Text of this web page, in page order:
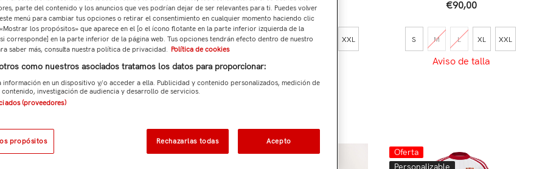
XXL
€95,00 €57,00
XS S M L XL XXL
3XL
€95,00 €57,00
XS S M L XXL
€90,00
S M L XL XXL
Aviso de talla
Oferta
Oferta
Personalizable
parte del contenido y los anuncios que ves podrían dejar de ser relevantes para ti. Puedes volver
menú para cambiar tus opciones o retirar el consentimiento en cualquier momento haciendo clic
los propósitos» que aparece en el [o el ícono flotante en la parte inferior izquierda de la
corresponde] en la parte inferior de la página web. Tus opciones tendrán efecto dentro de nuestro
saber más, consulta nuestra política de privacidad. Política de cookies
como nuestros asociados tratamos los datos para proporcionar:
información en un dispositivo y/o acceder a ella. Publicidad y contenido personalizados, medición de
investigación de audiencia y desarrollo de servicios.
(proveedores)
propósitos Rechazarlas todas Acepto